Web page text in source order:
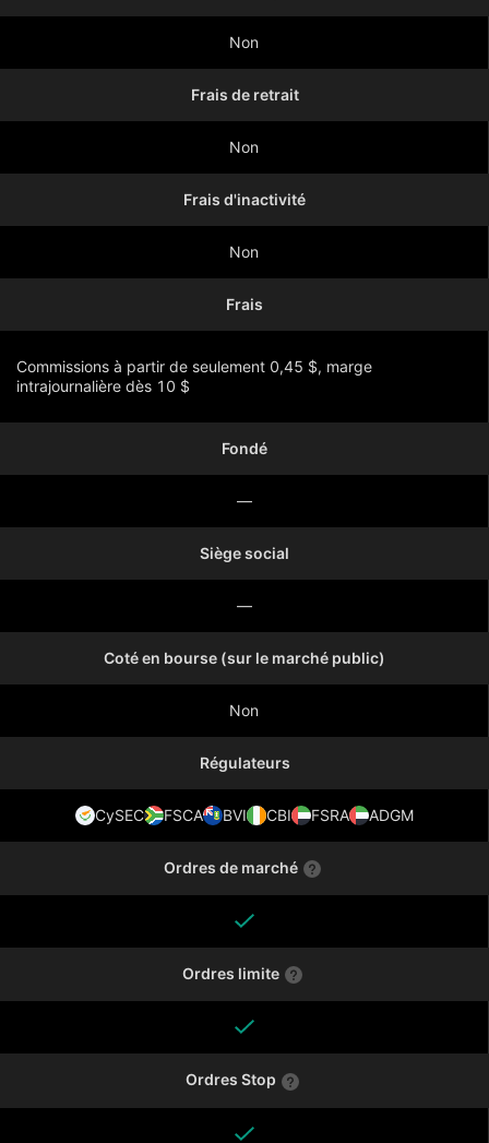
Non
Frais de retrait
Non
Frais d'inactivité
Non
Frais
Commissions à partir de seulement 0,45 $, marge
intrajournalière dès 10 $
Montrer plus
Fondé
—
Siège social
—
Coté en bourse (sur le marché public)
Non
Régulateurs
CySEC FSCA BVI CBI FSRA ADGM
Ordres de marché
Ordres limite
Ordres Stop